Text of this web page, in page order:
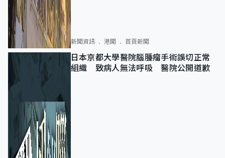
新聞資訊 港聞 首頁新聞
日本京都大學醫院腦腫瘤手術誤切正常
組織 致病人無法呼吸 醫院公開道歉